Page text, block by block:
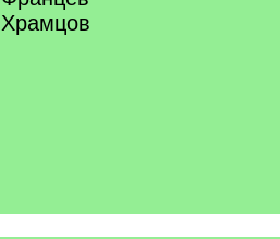
Храмцов